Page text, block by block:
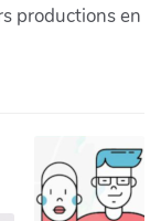
productions en